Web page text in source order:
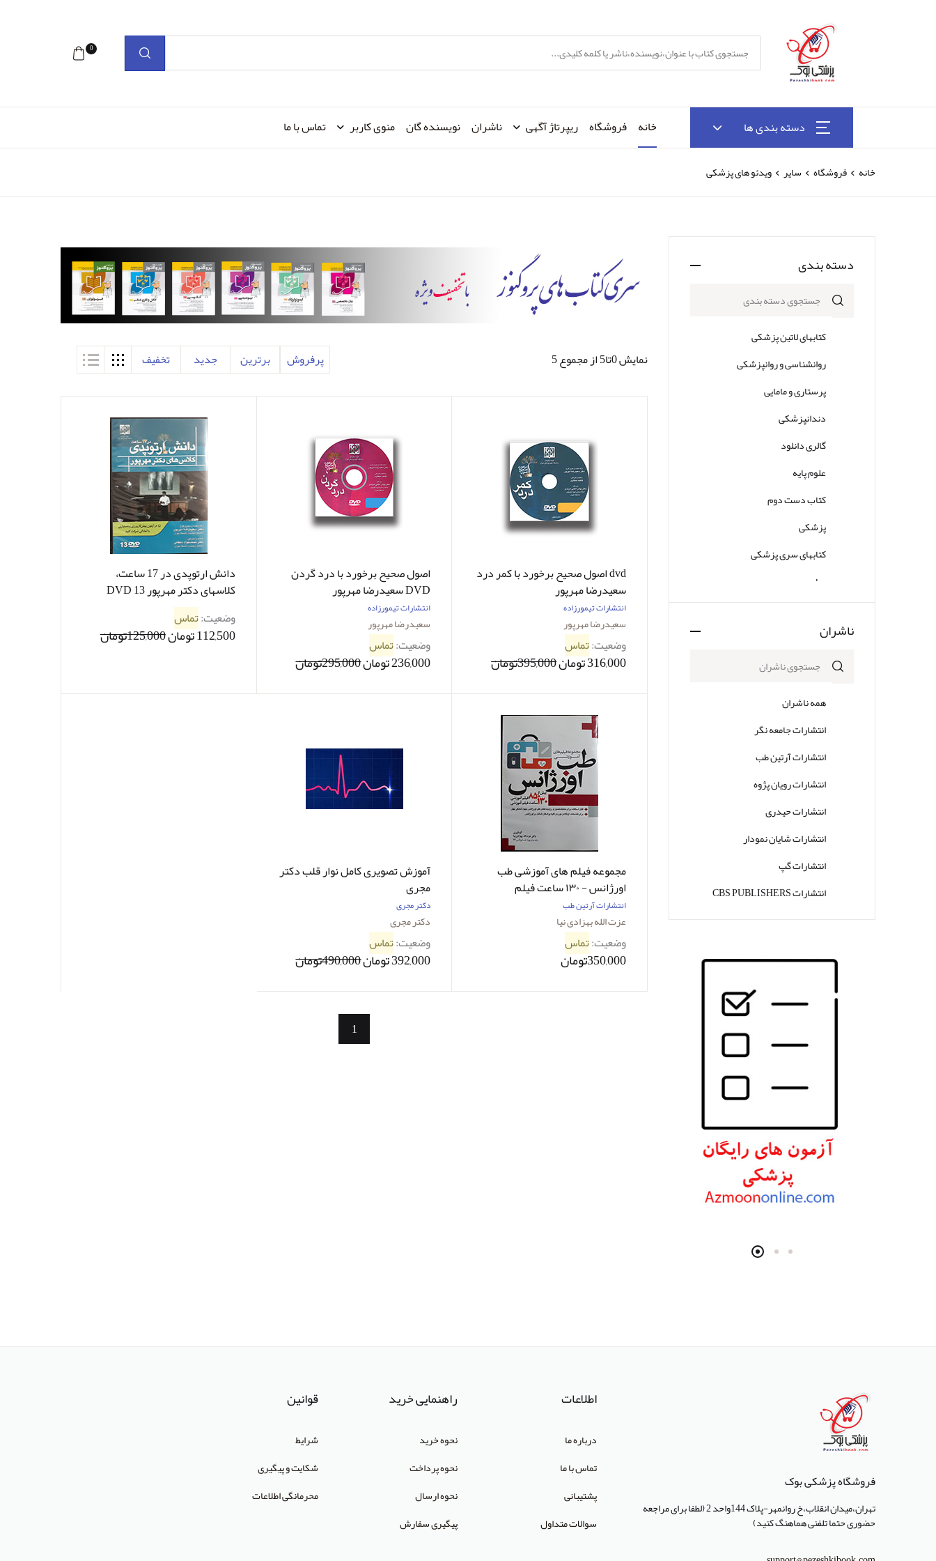
0
دسته بندی ها خانه فروشگاه ریپرتاژ آگهی ناشران نویسنده گان منوی کاربر تماس با ما
خانه فروشگاه سایر ویدئو های پزشکی
دسته بندی
جستجوی دسته بندی
کتابهای لاتین پزشکی
روانشناسی و روانپزشکی
پرستاری و مامایی
دندانپزشکی
گالری دانلود
علوم پایه
کتاب دست دوم
پزشکی
کتابهای سری پزشکی
سایر
ناشران
همه ناشران
انتشارات جامعه نگر
انتشارات آرتین طب
انتشارات رویان پژوه
انتشارات حیدری
انتشارات شایان نمودار
انتشارات گپ
انتشارات CBS PUBLISHERS
انتشارات Thieme
انتشارات ارجمند
انتشارات اندیشه رفیع
انتشارات تیمورزاده
انتشارات برای فردا
انتشارات پرستش
انتشارات Wiley-Blackwell
انتشارات خسروی
ژنتیک و زیست فناوری
انتشارات کتاب میر
انتشارات آبژ
انتشارات آنا طب
انتشارات جهاد دانشگاهی تهران
انتشارات دانشگاه تهران
نمایش 0تا5 از مجموع 5 پرفروش برترین جدید تخفیف
dvd اصول صحیح برخورد با کمر درد
سعیدرضا مهرپور
انتشارات تیمورزاده
سعیدرضا مهرپور
وضعیت:تماس
316,000 تومان 395,000تومان
اصول صحیح برخورد با درد گردن
DVD سعیدرضا مهرپور
انتشارات تیمورزاده
سعیدرضا مهرپور
وضعیت:تماس
236,000 تومان 295,000تومان
دانش ارتوپدی در 17 ساعت،
کلاسهای دکتر مهرپور 13 DVD
وضعیت:تماس
112,500 تومان 125,000تومان
مجموعه فیلم های آموزشی طب
اورژانس - ۱۳۰ ساعت فیلم
آموزشی-نویسنده دکتر عزت الله
بهزادی نیا
انتشارات آرتین طب
عزت الله بهزادی نیا
وضعیت:تماس
350,000تومان
آموزش تصویری کامل نوار قلب دکتر
مجری
دکتر مجری
دکتر مجری
وضعیت:تماس
392,000 تومان 490,000تومان
1
فروشگاه پزشکی بوک
تهران،میدان انقلاب،خ روانمهر-پلاک 144واحد 2 (لطفا برای مراجعه
حضوری حتما تلفنی هماهنگ کنید)
اطلاعات
درباره ما
تماس با ما
پشتیبانی
سوالات متداول
راهنمایی خرید
نحوه خرید
نحوه پرداخت
نحوه ارسال
پیگیری سفارش
قوانین
شرایط
شکایت و پیگیری
محرمانگی اطلاعات